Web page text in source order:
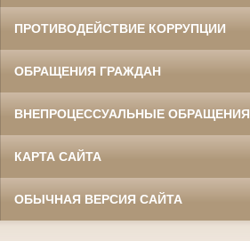
ПРОТИВОДЕЙСТВИЕ КОРРУПЦИИ
ОБРАЩЕНИЯ ГРАЖДАН
ВНЕПРОЦЕССУАЛЬНЫЕ ОБРАЩЕНИЯ
КАРТА САЙТА
ОБЫЧНАЯ ВЕРСИЯ САЙТА